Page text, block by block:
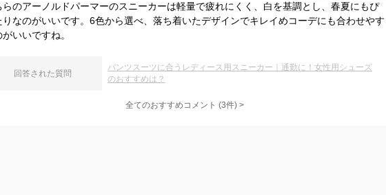
らのアーノルドパーマーのスニーカーは軽量で疲れにくく、白を基調とし、春夏にもぴ
りなのがいいです。6色から選べ、落ち着いたデザインでキレイめコーデにも合わせやす
がいいですね。
回答された質問
パンツスーツに合うレディース用スニーカー｜通勤に！女性用シューズ
のおすすめは？
全てのおすすめコメント (3件) >